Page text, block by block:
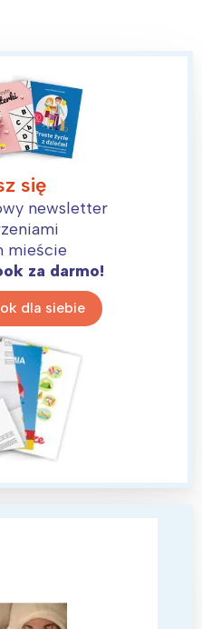
się
newsletter
mieście
za darmo!
dla siebie